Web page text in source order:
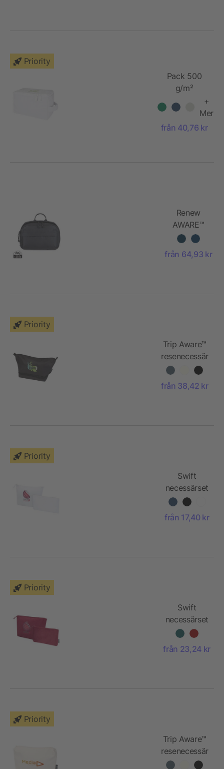
Priority
Pack 500
g/m²
necessär av
Aware™-
återvunnet
+
Mer
från 40,76 kr
Renew
AWARE™
rPET
necessär
från 64,93 kr
Priority
Trip Aware™
resenecessär
återvunnet
material på
från 38,42 kr
Priority
Swift
necessärset
av GRS-
certifierat
återvunnet
från 17,40 kr
Priority
Swift
necessärset
av GRS-
certifierad
återvunnen
från 23,24 kr
Priority
Trip Aware™
resenecessär